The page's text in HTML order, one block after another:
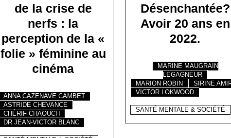
de la crise de
nerfs : la
perception de la «
folie » féminine au
cinéma
ANNA CAZENAVE CAMBET
ASTRIDE CHEVANCE
CHÉRIF CHAOUCH
DR JEAN-VICTOR BLANC
Désenchantée?
Avoir 20 ans en
2022.
MARINE MAUGRAIN
LEGAGNEUR
MARION ROBIN
SIRINE
VICTOR LOKWOOD
SANTÉ MENTALE & SOCIÉTÉ